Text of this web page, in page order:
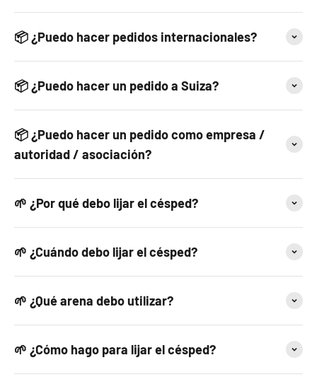
📦 ¿Puedo hacer pedidos internacionales?
📦 ¿Puedo hacer un pedido a Suiza?
📦 ¿Puedo hacer un pedido como empresa /
autoridad / asociación?
🌱 ¿Por qué debo lijar el césped?
🌱 ¿Cuándo debo lijar el césped?
🌱 ¿Qué arena debo utilizar?
🌱 ¿Cómo hago para lijar el césped?